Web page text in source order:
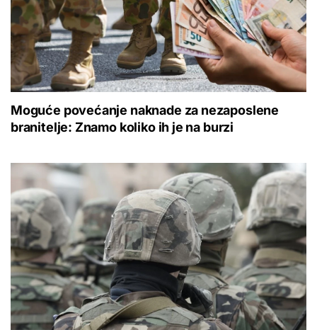
Moguće povećanje naknade za nezaposlene
branitelje: Znamo koliko ih je na burzi